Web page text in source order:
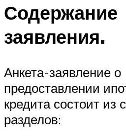
Содержание
заявления.
Анкета-заявление о
предоставлении
кредита состоит
разделов: